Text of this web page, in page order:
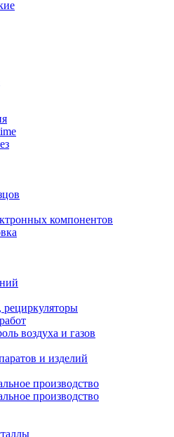
компонентов
рециркуляторы
воздуха и газов
и изделий
производство
производство